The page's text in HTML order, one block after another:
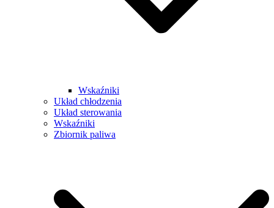
Wskaźniki
Układ chłodzenia
Układ sterowania
Wskaźniki
Zbiornik paliwa